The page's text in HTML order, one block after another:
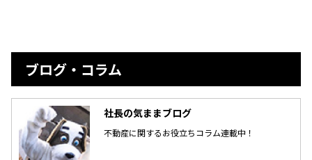
ブログ・コラム
社長の気ままブログ
不動産に関するお役立ちコラム連載中！